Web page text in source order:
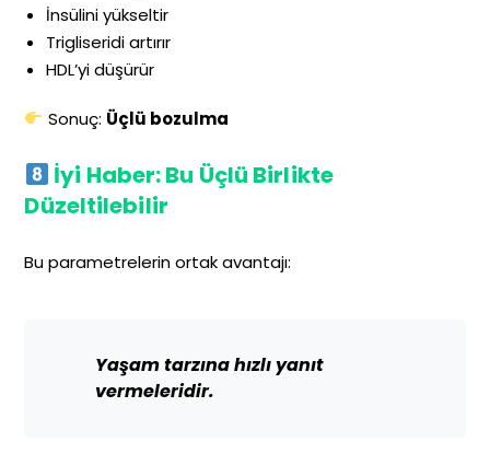
İnsülini yükseltir
Trigliseridi artırır
HDL’yi düşürür
Sonuç: Üçlü bozulma
İyi Haber: Bu Üçlü Birlikte
Düzeltilebilir
Bu parametrelerin ortak avantajı:
Yaşam tarzına hızlı yanıt
vermeleridir.